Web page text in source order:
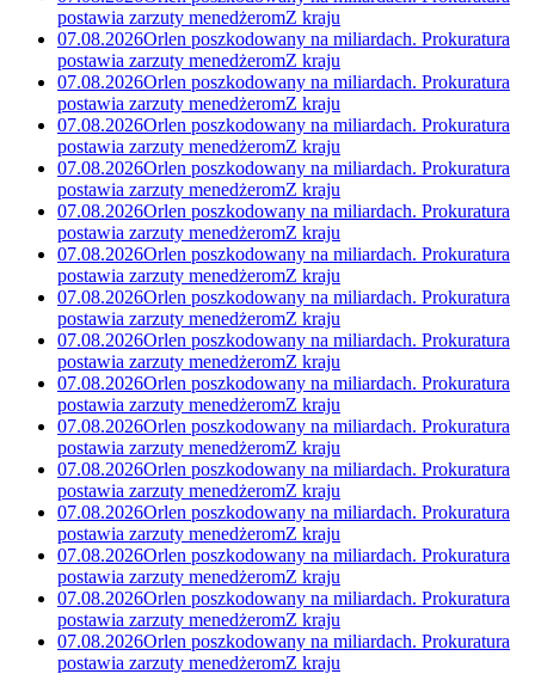
postawia zarzuty menedżeromZ kraju
07.08.2026Orlen poszkodowany na miliardach. Prokuratura
postawia zarzuty menedżeromZ kraju
07.08.2026Orlen poszkodowany na miliardach. Prokuratura
postawia zarzuty menedżeromZ kraju
07.08.2026Orlen poszkodowany na miliardach. Prokuratura
postawia zarzuty menedżeromZ kraju
07.08.2026Orlen poszkodowany na miliardach. Prokuratura
postawia zarzuty menedżeromZ kraju
07.08.2026Orlen poszkodowany na miliardach. Prokuratura
postawia zarzuty menedżeromZ kraju
07.08.2026Orlen poszkodowany na miliardach. Prokuratura
postawia zarzuty menedżeromZ kraju
07.08.2026Orlen poszkodowany na miliardach. Prokuratura
postawia zarzuty menedżeromZ kraju
07.08.2026Orlen poszkodowany na miliardach. Prokuratura
postawia zarzuty menedżeromZ kraju
07.08.2026Orlen poszkodowany na miliardach. Prokuratura
postawia zarzuty menedżeromZ kraju
07.08.2026Orlen poszkodowany na miliardach. Prokuratura
postawia zarzuty menedżeromZ kraju
07.08.2026Orlen poszkodowany na miliardach. Prokuratura
postawia zarzuty menedżeromZ kraju
07.08.2026Orlen poszkodowany na miliardach. Prokuratura
postawia zarzuty menedżeromZ kraju
07.08.2026Orlen poszkodowany na miliardach. Prokuratura
postawia zarzuty menedżeromZ kraju
07.08.2026Orlen poszkodowany na miliardach. Prokuratura
postawia zarzuty menedżeromZ kraju
07.08.2026Orlen poszkodowany na miliardach. Prokuratura
postawia zarzuty menedżeromZ kraju